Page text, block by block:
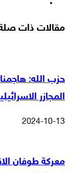
مقالات ذات
حزب الله:
المجازر
2024-10-13
معركة طوفان